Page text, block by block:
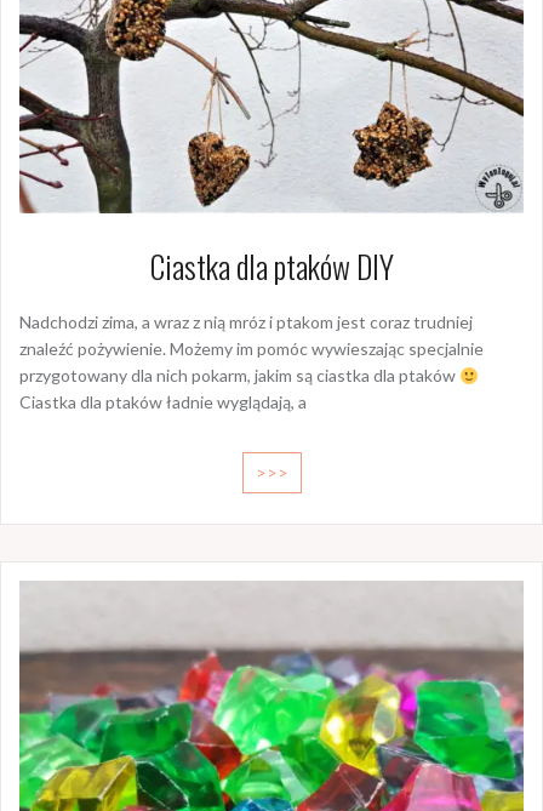
Ciastka dla ptaków DIY
Nadchodzi zima, a wraz z nią mróz i ptakom jest coraz trudniej
znaleźć pożywienie. Możemy im pomóc wywieszając specjalnie
przygotowany dla nich pokarm, jakim są ciastka dla ptaków
Ciastka dla ptaków ładnie wyglądają, a
>>>